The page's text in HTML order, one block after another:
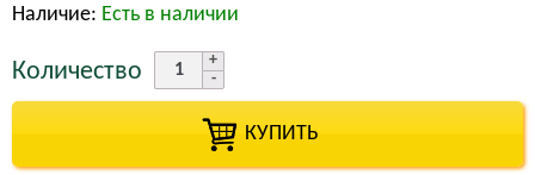
Наличие: Есть в наличии
Количество
КУПИТЬ